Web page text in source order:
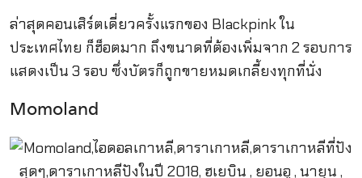
ล่าสุดคอนเสิร์ตเดี่ยวครั้งแรกของ Blackpink ใน
ประเทศไทย ก็ฮ็อตมาก ถึงขนาดที่ต้องเพิ่มจาก 2 รอบการ
แสดงเป็น 3 รอบ ซึ่งบัตรก็ถูกขายหมดเกลี้ยงทุกที่นั่ง
Momoland